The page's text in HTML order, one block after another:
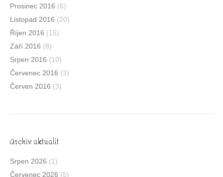
Prosinec 2016 (6)
Listopad 2016 (20)
Říjen 2016 (15)
Září 2016 (8)
Srpen 2016 (10)
Červenec 2016 (3)
Červen 2016 (3)
Archív aktualit
Srpen 2026 (1)
Červenec 2026 (5)